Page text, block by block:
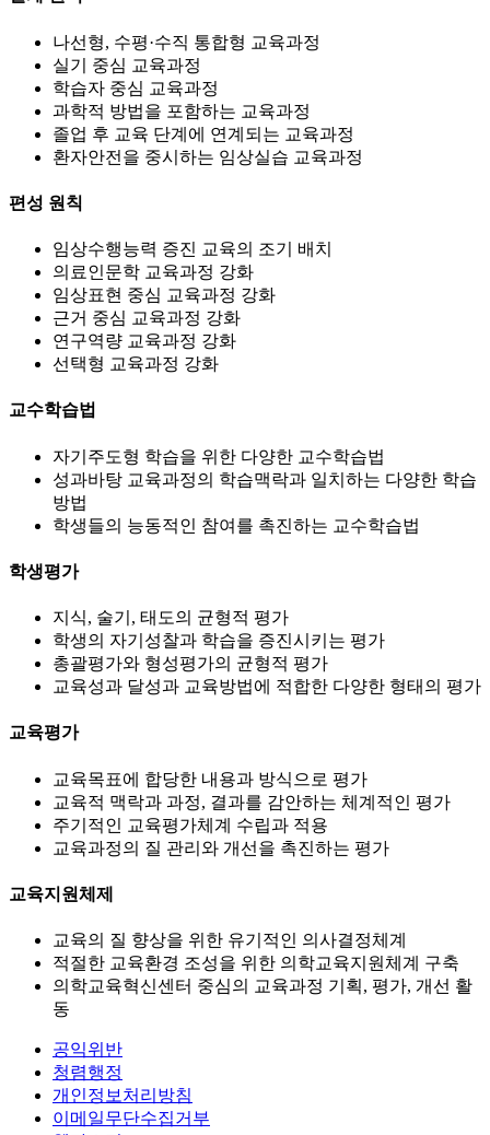
나선형, 수평·수직 통합형 교육과정
실기 중심 교육과정
학습자 중심 교육과정
과학적 방법을 포함하는 교육과정
졸업 후 교육 단계에 연계되는 교육과정
환자안전을 중시하는 임상실습 교육과정
편성 원칙
임상수행능력 증진 교육의 조기 배치
의료인문학 교육과정 강화
임상표현 중심 교육과정 강화
근거 중심 교육과정 강화
연구역량 교육과정 강화
선택형 교육과정 강화
교수학습법
자기주도형 학습을 위한 다양한 교수학습법
성과바탕 교육과정의 학습맥락과 일치하는 다양한 학습
방법
학생들의 능동적인 참여를 촉진하는 교수학습법
학생평가
지식, 술기, 태도의 균형적 평가
학생의 자기성찰과 학습을 증진시키는 평가
총괄평가와 형성평가의 균형적 평가
교육성과 달성과 교육방법에 적합한 다양한 형태의 평가
교육평가
교육목표에 합당한 내용과 방식으로 평가
교육적 맥락과 과정, 결과를 감안하는 체계적인 평가
주기적인 교육평가체계 수립과 적용
교육과정의 질 관리와 개선을 촉진하는 평가
교육지원체제
교육의 질 향상을 위한 유기적인 의사결정체계
적절한 교육환경 조성을 위한 의학교육지원체계 구축
의학교육혁신센터 중심의 교육과정 기획, 평가, 개선 활
동
공익위반
청렴행정
개인정보처리방침
이메일무단수집거부